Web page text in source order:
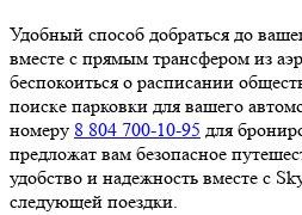
Удобный способ добраться до
вместе с прямым трансфером из
беспокоиться о расписании
поиске парковки для вашего
номеру 8 804 700-10-95 для
предложат вам безопасное
удобство и надежность вместе с
следующей поездки.